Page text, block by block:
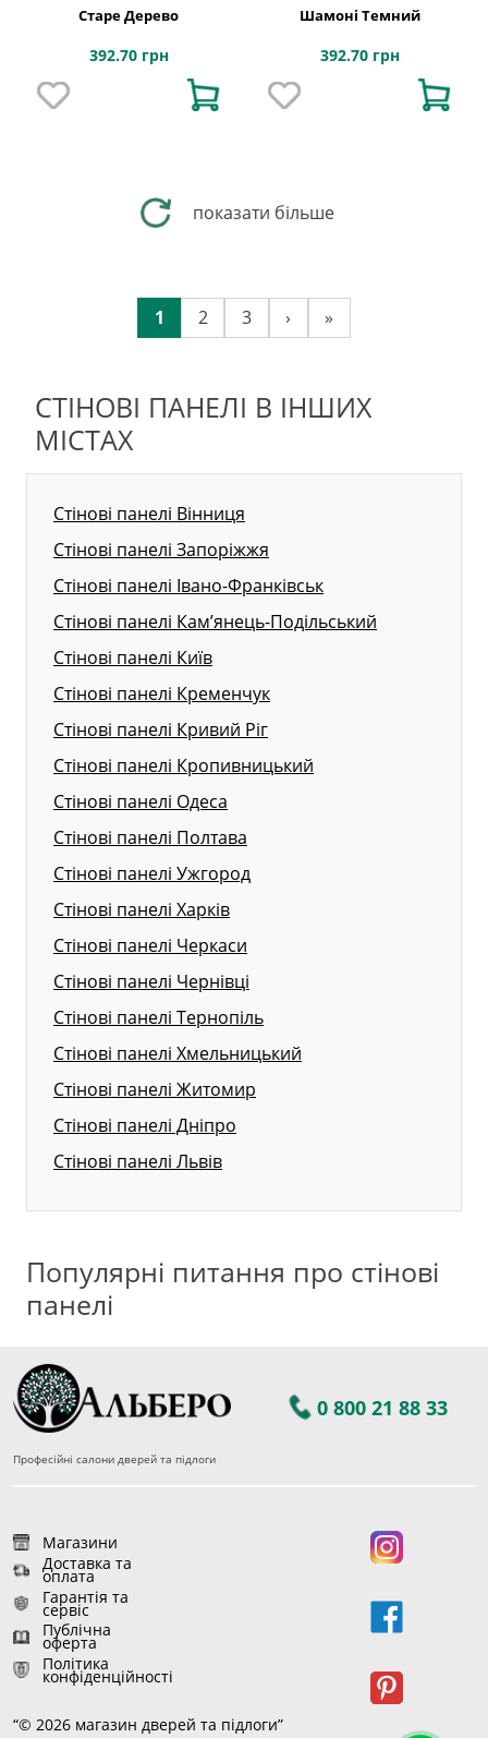
Старе Дерево
392.70 грн
Шамоні Темний
392.70 грн
показати більше
1 2 3 › »
СТІНОВІ ПАНЕЛІ В ІНШИХ
МІСТАХ
Стінові панелі Вінниця
Стінові панелі Запоріжжя
Стінові панелі Івано-Франківськ
Стінові панелі Кам’янець-Подільський
Стінові панелі Київ
Стінові панелі Кременчук
Стінові панелі Кривий Ріг
Стінові панелі Кропивницький
Стінові панелі Одеса
Стінові панелі Полтава
Стінові панелі Ужгород
Стінові панелі Харків
Стінові панелі Черкаси
Стінові панелі Чернівці
Стінові панелі Тернопіль
Стінові панелі Хмельницький
Стінові панелі Житомир
Стінові панелі Дніпро
Стінові панелі Львів
Популярні питання про стінові
панелі
0 800 21 88 33
Професійні салони дверей та підлоги
Магазини
Доставка та
оплата
Гарантія та
сервіс
Публічна
оферта
Політика
конфіденційності
“© 2026 магазин дверей та підлоги”